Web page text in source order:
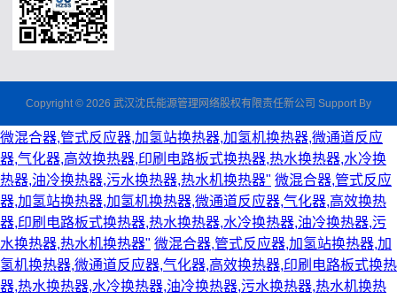
Copyright © 2026 武汉沈氏能源管理网络股权有限责任新公司 Support By
微混合器,管式反应器,加氢站换热器,加氢机换热器,微通道反应
器,气化器,高效换热器,印刷电路板式换热器,热水换热器,水冷换
热器,油冷换热器,污水换热器,热水机换热器" 微混合器,管式反应
器,加氢站换热器,加氢机换热器,微通道反应器,气化器,高效换热
器,印刷电路板式换热器,热水换热器,水冷换热器,油冷换热器,污
水换热器,热水机换热器" 微混合器,管式反应器,加氢站换热器,加
氢机换热器,微通道反应器,气化器,高效换热器,印刷电路板式换热
器,热水换热器,水冷换热器,油冷换热器,污水换热器,热水机换热